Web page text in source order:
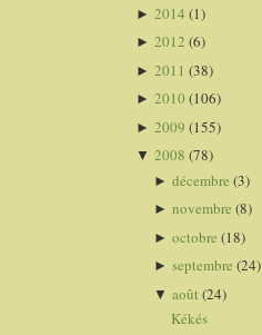
► 2014 (1)
► 2012 (6)
► 2011 (38)
► 2010 (106)
► 2009 (155)
▼ 2008 (78)
► décembre (3)
► novembre (8)
► octobre (18)
► septembre (24)
▼ août (24)
Kékés